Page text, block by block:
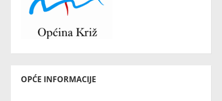
OPĆE INFORMACIJE